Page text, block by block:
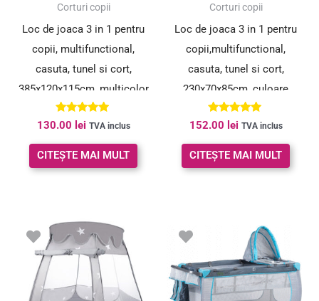
Corturi copii
Loc de joaca 3 in 1 pentru
copii, multifunctional,
casuta, tunel si cort,
385x120x115cm, multicolor
Evaluat la
5.00
din 5
130.00 lei TVA inclus
CITEȘTE MAI MULT
Corturi copii
Loc de joaca 3 in 1 pentru
copii,multifunctional,
casuta, tunel si cort,
230x70x85cm, culoare
camuflaj
Evaluat la
5.00
din 5
152.00 lei TVA inclus
CITEȘTE MAI MULT